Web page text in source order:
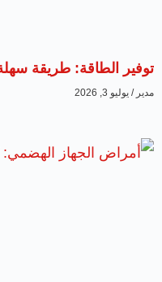
توفير الطاقة: طريقة
مدير يوليو 3, 2026